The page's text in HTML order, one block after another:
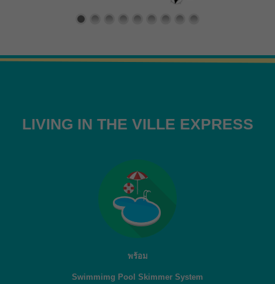
LIVING IN THE VILLE EXPRESS
พร้อม
Swimmimg Pool Skimmer System